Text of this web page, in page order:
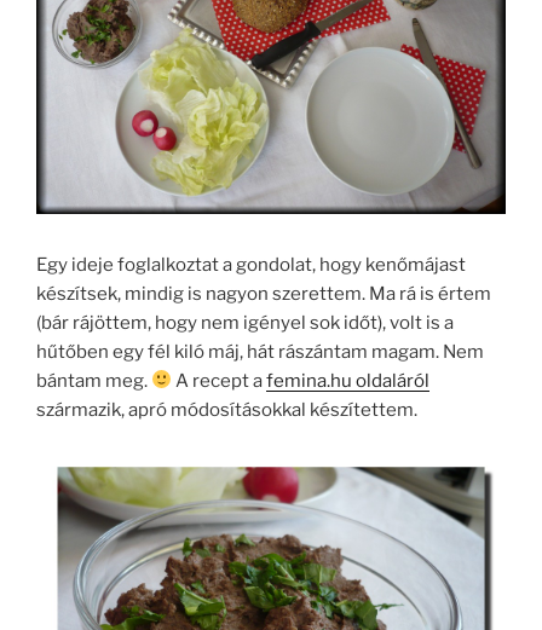
Egy ideje foglalkoztat a gondolat, hogy kenőmájast
készítsek, mindig is nagyon szerettem. Ma rá is értem
(bár rájöttem, hogy nem igényel sok időt), volt is a
hűtőben egy fél kiló máj, hát rászántam magam. Nem
bántam meg.
A recept afemina.hu oldaláról
származik, apró módosításokkal készítettem.